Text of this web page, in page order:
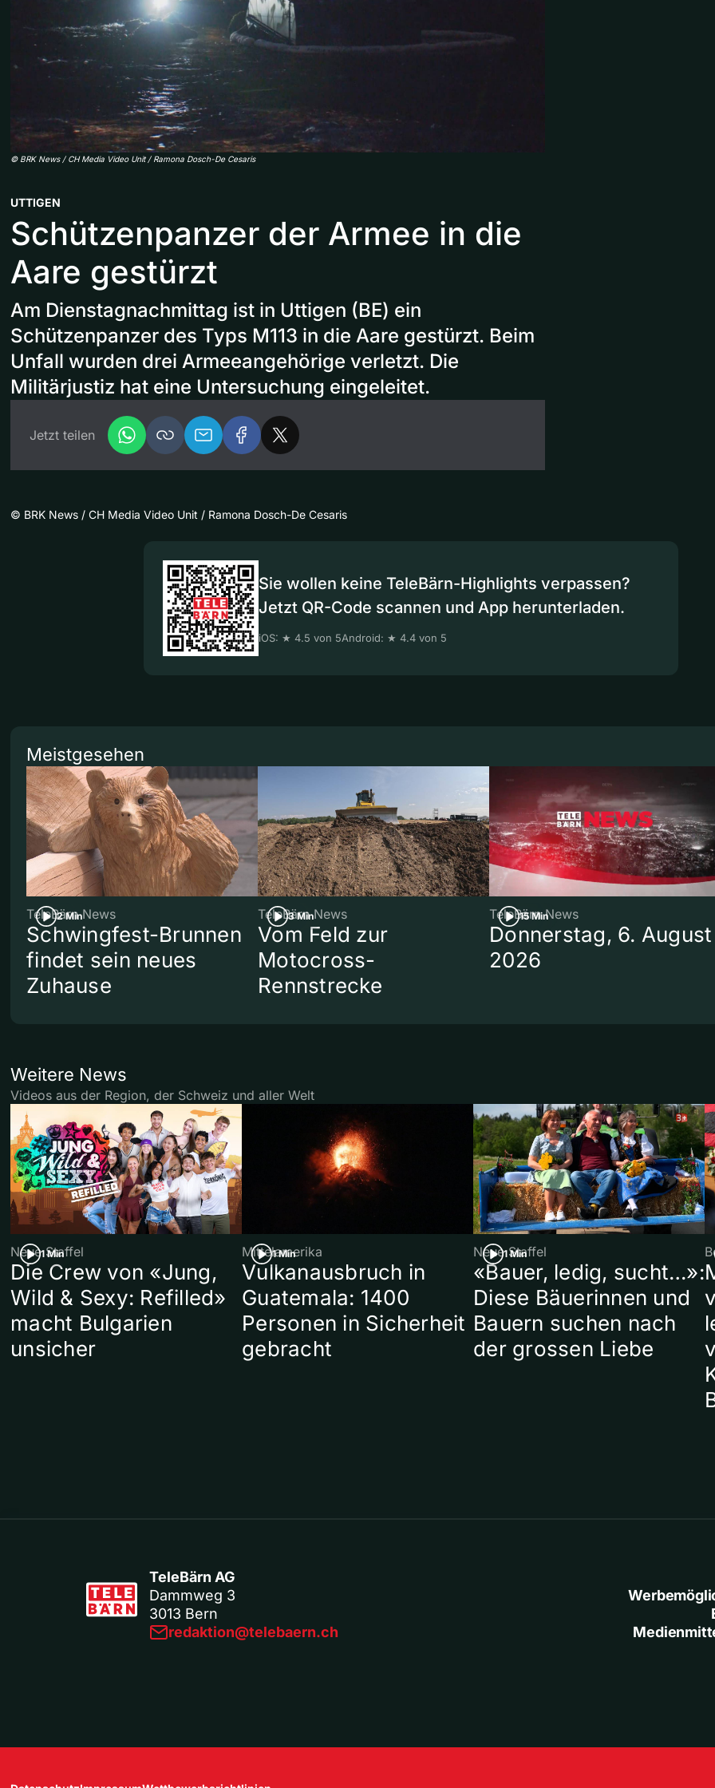
© BRK News / CH Media Video Unit / Ramona Dosch-De Cesaris
UTTIGEN
Schützenpanzer der Armee in die
Aare gestürzt
Am Dienstagnachmittag ist in Uttigen (BE) ein
Schützenpanzer des Typs M113 in die Aare gestürzt. Beim
Unfall wurden drei Armeeangehörige verletzt. Die
Militärjustiz hat eine Untersuchung eingeleitet.
Jetzt teilen
© BRK News / CH Media Video Unit / Ramona Dosch-De Cesaris
Sie wollen keine TeleBärn-Highlights verpassen?
Jetzt QR-Code scannen und App herunterladen.
iOS: ★ 4.5 von 5Android: ★ 4.4 von 5
Meistgesehen
2 Min
TeleBärn News
Schwingfest-Brunnen
findet sein neues
Zuhause
3 Min
TeleBärn News
Vom Feld zur
Motocross-
Rennstrecke
15 Min
TeleBärn News
Donnerstag, 6. August
2026
Weitere News
Videos aus der Region, der Schweiz und aller Welt
1 Min
Neue Staffel
Die Crew von «Jung,
Wild & Sexy: Refilled»
macht Bulgarien
unsicher
1 Min
Mittelamerika
Vulkanausbruch in
Guatemala: 1400
Personen in Sicherheit
gebracht
1 Min
Neue Staffel
«Bauer, ledig, sucht…»:
Diese Bäuerinnen und
Bauern suchen nach
der grossen Liebe
TeleBärn AG
Dammweg 3
3013 Bern
redaktion@telebaern.ch